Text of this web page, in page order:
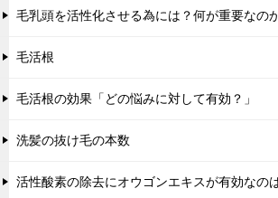
毛乳頭を活性化させる為には？何が重要なの
毛活根
毛活根の効果「どの悩みに対して有効？」
洗髪の抜け毛の本数
活性酸素の除去にオウゴンエキスが有効なの